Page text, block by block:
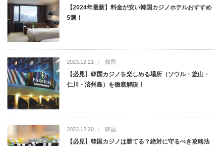
【2024年最新】料金が安い韓国カジノホテルおすすめ
5選！
2023.12.21 韓国
【必見】韓国カジノを楽しめる場所（ソウル・釜山・
仁川・済州島）を徹底解説！
2023.12.20 韓国
【必見】韓国カジノは勝てる？絶対に守るべき攻略法